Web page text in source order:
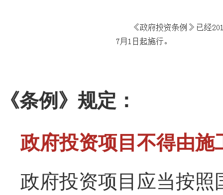
《条例》规定：
政府投资项目不得由施
政府投资项目应当按